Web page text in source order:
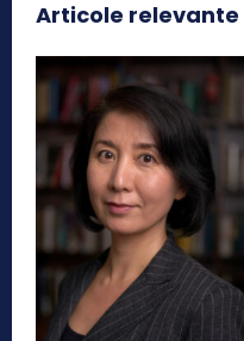
Articole relevante